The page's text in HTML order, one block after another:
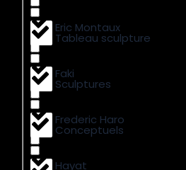
Eric Montaux
Faki
Frederic Haro
Hayat
Tableau sculpture
Sculptures
Conceptuels